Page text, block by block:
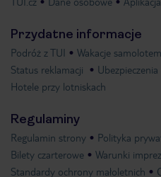
Przydatne informacje
Podróż z TUI Wakacje samolotem
Status reklamacji
Ubezpieczenia
Hotele przy lotniskach
Regulaminy
Regulamin strony Polityka
Bilety czarterowe
Warunki
Standardy ochrony małoletnich